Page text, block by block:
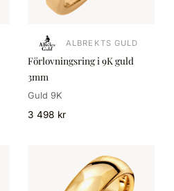
ALBREKTS GULD
Förlovningsring i 9K guld
3mm
Guld 9K
3 498 kr